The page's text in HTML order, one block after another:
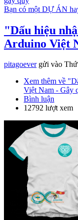
Bạn có một DỰ ÁN
"Dấu hiệu
Arduino Việt
pitagoevergửi vào Thứ
Xem thêm về
Việt Nam - Gây
Bình luận
12792 lượt xem